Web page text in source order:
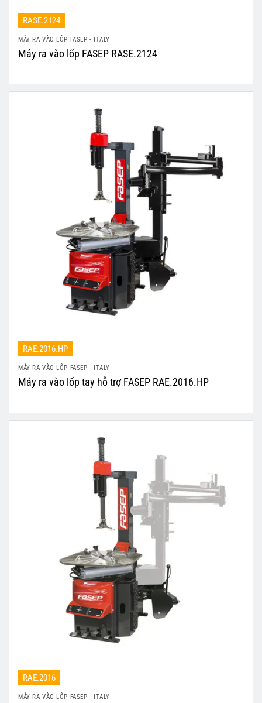
RASE.2124
MÁY RA VÀO LỐP FASEP - ITALY
Máy ra vào lốp FASEP RASE.2124
RAE.2016.HP
MÁY RA VÀO LỐP FASEP - ITALY
Máy ra vào lốp tay hỗ trợ FASEP RAE.2016.HP
RAE.2016
MÁY RA VÀO LỐP FASEP - ITALY